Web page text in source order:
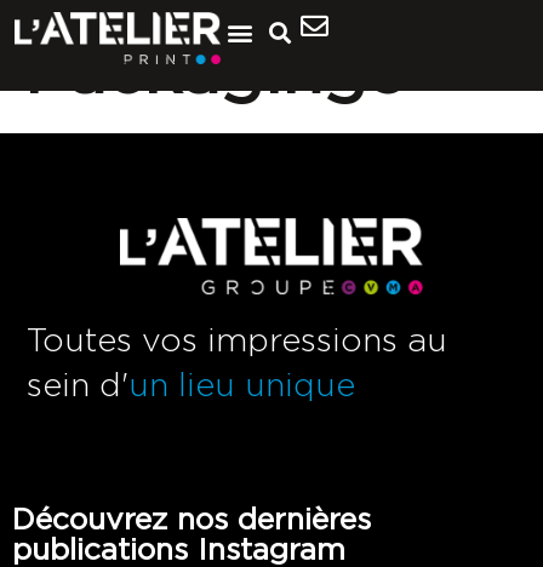
Packaging9
Toutes vos impressions au
sein d'un lieu unique
Découvrez nos dernières
publications Instagram